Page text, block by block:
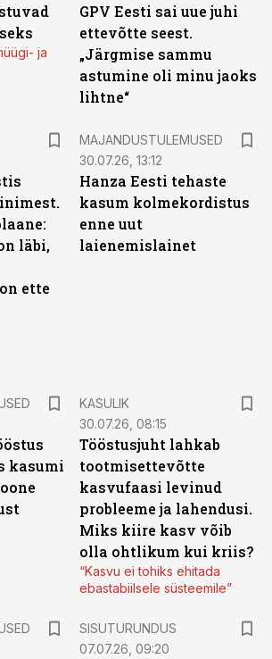
ja
GPV Eesti sai uue juhi
ettevõtte seest.
„Järgmise sammu
astumine oli minu jaoks
lihtne“
läbi,
ette
MAJANDUSTULEMUSED
30.07.26, 13:12
Hanza Eesti tehaste
kasum kolmekordistus
enne uut
laienemislainet
kasumi
KASULIK
30.07.26, 08:15
Tööstusjuht lahkab
tootmisettevõtte
kasvufaasi levinud
probleeme ja lahendusi.
Miks kiire kasv võib
olla ohtlikum kui kriis?
“Kasvu ei tohiks ehitada
ebastabiilsele süsteemile”
SISUTURUNDUS
07.07.26, 09:20